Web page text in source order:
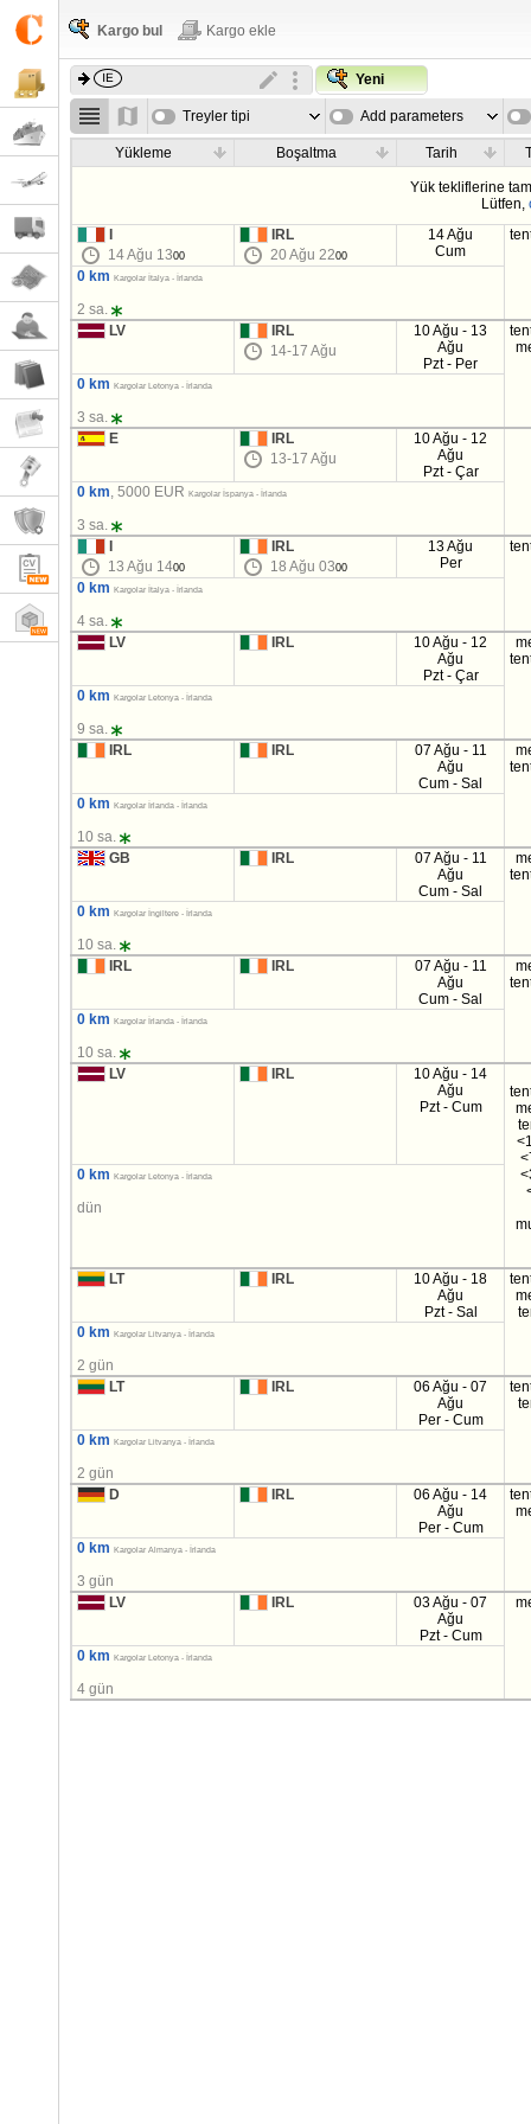
Kargo bul Kargo ekle
Yeni
Treyler tipi Add parameters
Yükleme Boşaltma Tarih
Yük tekliflerine
Lütfen,
14 Ağu 1300
IRL
20 Ağu 2200
14 Ağu
Cum
0 km Kargolar İtalya - İrlanda
2 sa.
LV
IRL
14-17 Ağu
10 Ağu - 13
Ağu
Pzt - Per
0 km Kargolar Letonya - İrlanda
3 sa.
E
IRL
13-17 Ağu
10 Ağu - 12
Ağu
Pzt - Çar
0 km, 5000 EURKargolar İspanya - İrlanda
3 sa.
13 Ağu 1400
IRL
18 Ağu 0300
13 Ağu
Per
0 km Kargolar İtalya - İrlanda
4 sa.
LV
IRL
10 Ağu - 12
Ağu
Pzt - Çar
0 km Kargolar Letonya - İrlanda
9 sa.
IRL
IRL
07 Ağu - 11
Ağu
Cum - Sal
0 km Kargolar İrlanda - İrlanda
10 sa.
GB
IRL
07 Ağu - 11
Ağu
Cum - Sal
0 km Kargolar İngiltere - İrlanda
10 sa.
IRL
IRL
07 Ağu - 11
Ağu
Cum - Sal
0 km Kargolar İrlanda - İrlanda
10 sa.
LV
IRL
10 Ağu - 14
Ağu
Pzt - Cum
0 km Kargolar Letonya - İrlanda
dün
LT IRL
10 Ağu - 18
Ağu
Pzt - Sal
0 km
Kargolar Litvanya - İrlanda
2 gün
LT
IRL
06 Ağu - 07
Ağu
Per - Cum
0 km Kargolar Litvanya - İrlanda
2 gün
D
IRL
06 Ağu - 14
Ağu
Per - Cum
0 km Kargolar Almanya - İrlanda
3 gün
LV
IRL
03 Ağu - 07
Ağu
Pzt - Cum
0 km Kargolar Letonya - İrlanda
4 gün